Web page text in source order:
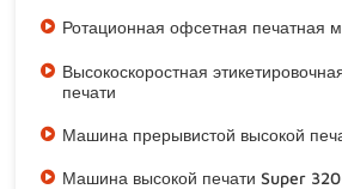
Ротационная офсетная печатная
Высокоскоростная
печати
Машина прерывистой высокой
Машина высокой печати Super